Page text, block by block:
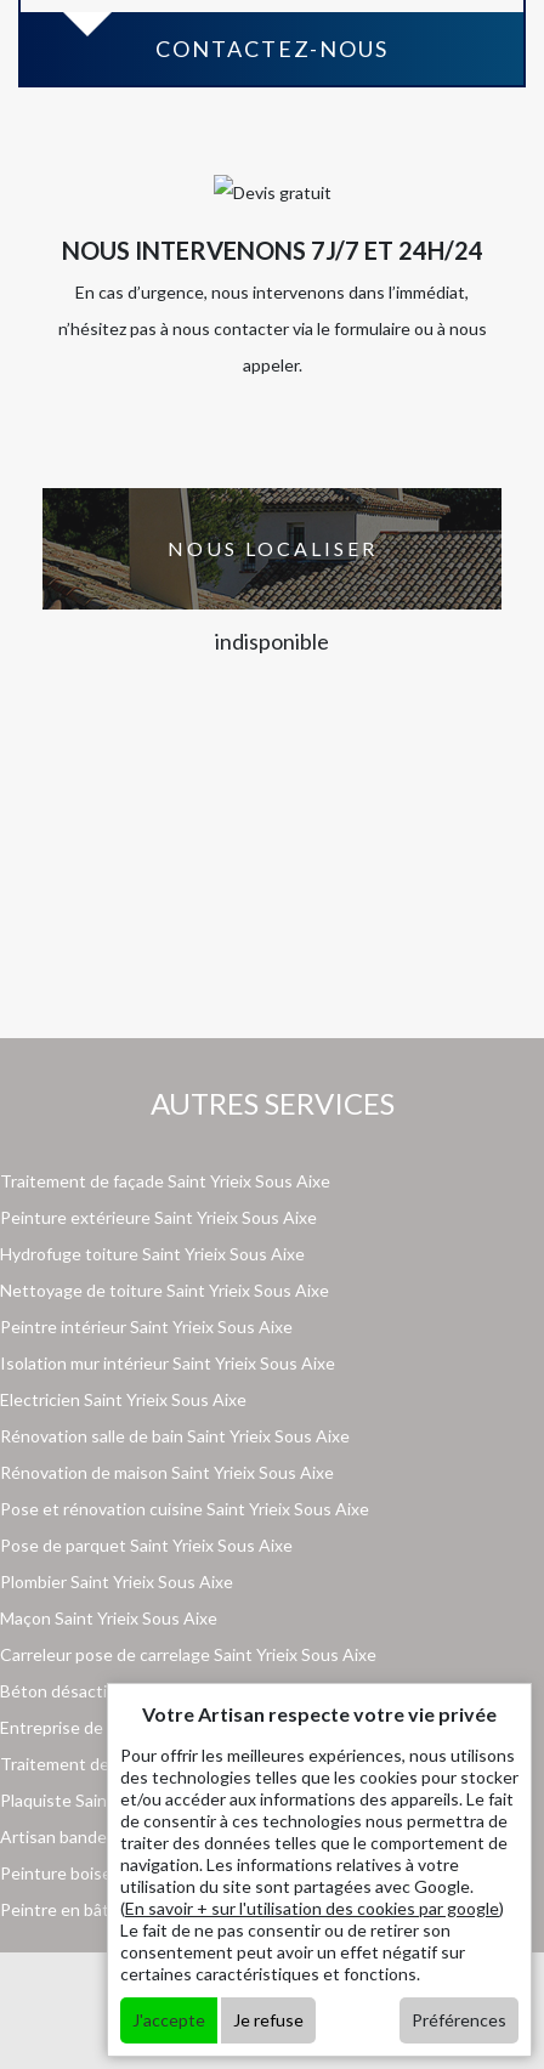
CONTACTEZ-NOUS
NOUS INTERVENONS 7J/7 ET 24H/24
En cas d’urgence, nous intervenons dans l’immédiat,
n’hésitez pas à nous contacter via le formulaire ou à nous
appeler.
NOUS LOCALISER
indisponible
AUTRES SERVICES
Traitement de façade Saint Yrieix Sous Aixe
Peinture extérieure Saint Yrieix Sous Aixe
Hydrofuge toiture Saint Yrieix Sous Aixe
Nettoyage de toiture Saint Yrieix Sous Aixe
Peintre intérieur Saint Yrieix Sous Aixe
Isolation mur intérieur Saint Yrieix Sous Aixe
Electricien Saint Yrieix Sous Aixe
Rénovation salle de bain Saint Yrieix Sous Aixe
Rénovation de maison Saint Yrieix Sous Aixe
Pose et rénovation cuisine Saint Yrieix Sous Aixe
Pose de parquet Saint Yrieix Sous Aixe
Plombier Saint Yrieix Sous Aixe
Maçon Saint Yrieix Sous Aixe
Carreleur pose de carrelage Saint Yrieix Sous Aixe
Béton désactivé Saint Yrieix Sous Aixe
Entreprise de maçonnerie Saint Yrieix Sous Aixe
Traitement de toiture Saint Yrieix Sous Aixe
Plaquiste Saint Yrieix Sous Aixe
Artisan bande placo Saint Yrieix Sous Aixe
Peinture boiserie et ferronnerie Saint Yrieix Sous Aixe
Peintre en bâtiment Saint Yrieix Sous Aixe
Votre Artisan respecte votre vie privée
Pour offrir les meilleures expériences, nous utilisons
des technologies telles que les cookies pour stocker
et/ou accéder aux informations des appareils. Le fait
de consentir à ces technologies nous permettra de
traiter des données telles que le comportement de
navigation. Les informations relatives à votre
utilisation du site sont partagées avec Google.
(En savoir + sur l'utilisation des cookies par google)
Le fait de ne pas consentir ou de retirer son
consentement peut avoir un effet négatif sur
certaines caractéristiques et fonctions.
J'accepte Je refuse Préférences